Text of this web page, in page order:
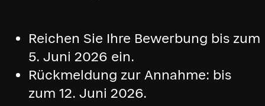
Reichen Sie Ihre Bewerbung bis zum
5. Juni 2026 ein.
Rückmeldung zur Annahme: bis
zum 12. Juni 2026.